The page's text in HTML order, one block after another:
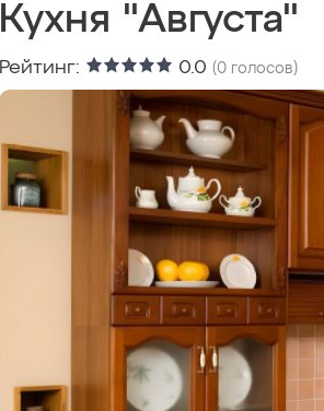
Кухня "Августа"
Рейтинг: 0.0 (0 голосов)